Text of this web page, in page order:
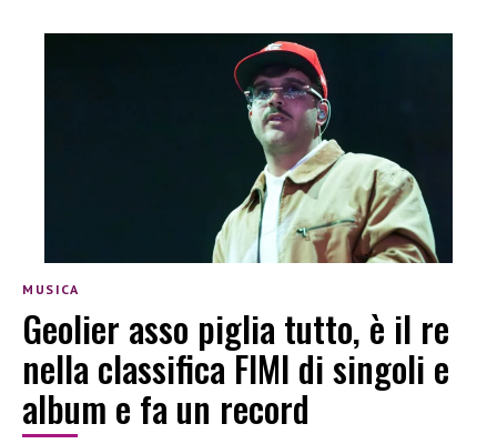
MUSICA
Geolier asso piglia tutto, è il re
nella classifica FIMI di singoli e
album e fa un record